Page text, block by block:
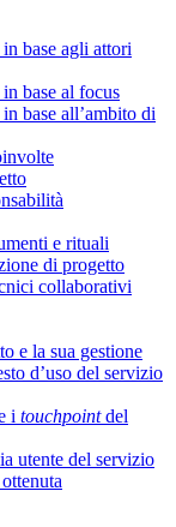
base agli attori
base al focus
base all’ambito di
e rituali
di progetto
collaborativi
e la sua gestione
d’uso del servizio
i touchpointdel
utente del servizio